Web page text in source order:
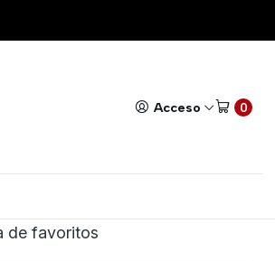
Acceso 0
FX570 PLUS
COMPRAR AHORA
de favoritos